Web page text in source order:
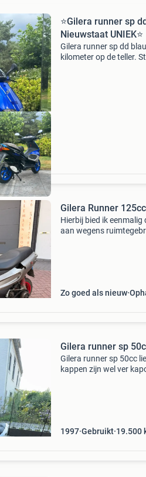
⭐️Gilera runner sp
Nieuwstaat UNIEK⭐️
Gilera runner sp dd
kilometer op de teller.
Gilera Runner
Hierbij bied ik
aan wegens
Zo goed als nieuw
Gilera runner sp
Gilera runner sp 50cc
kappen zijn wel ver
1997 Gebruikt 19.500